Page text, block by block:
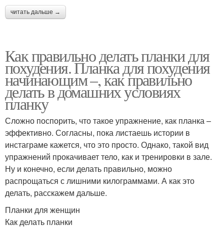
читать дальше →
Как правильно делать планки для
похудения. Планка для похудения
начинающим –, как правильно
делать в домашних условиях
планку
Сложно поспорить, что такое упражнение, как планка –
эффективно. Согласны, пока листаешь истории в
инстаграме кажется, что это просто. Однако, такой вид
упражнений прокачивает тело, как и тренировки в зале.
Ну и конечно, если делать правильно, можно
распрощаться с лишними килограммами. А как это
делать, расскажем дальше.
Планки для женщин
Как делать планки